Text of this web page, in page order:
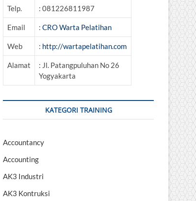
Telp.
: 081226811987
Email : CRO Warta Pelatihan
Web : http://wartapelatihan.com
Alamat
: Jl. Patangpuluhan No 26
Yogyakarta
KATEGORI TRAINING
Accountancy
Accounting
AK3 Industri
AK3 Kontruksi